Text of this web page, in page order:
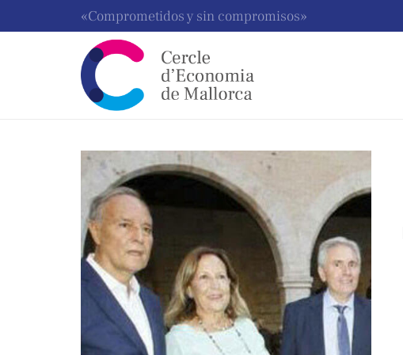
«Comprometidos y sin compromisos»